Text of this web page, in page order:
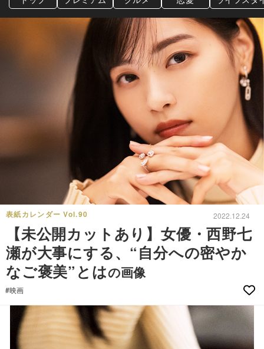
表紙カレンダー Vol.90 2022.12.24
【未公開カットあり】女優・西野七
瀬が大事にする、“自分への密やか
なご褒美”とはの画像
#映画